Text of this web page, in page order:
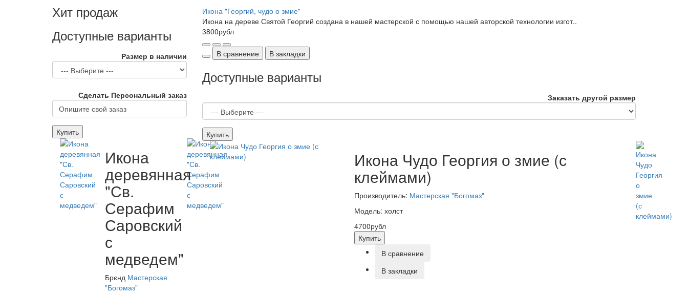
Хит продаж
Доступные варианты
Размер в наличии
Сделать Персональный заказ
Купить
Икона
деревянная
"Св.
Серафим
Саровский
с
медведем"
Брєнд Мастерская
"Богомаз"
Икона "Георгий, чудо о змие"
Икона на дереве Святой Георгий создана в нашей мастерской с помощью нашей авторской технологии изгот..
3800рубл
В сравнение В закладки
Доступные варианты
Заказать другой размер
Купить
Икона Чудо Георгия о змие (с
клеймами)
Производитель: Мастерская "Богомаз"
Модель: холст
4700рубл
Купить
В сравнение
В закладки